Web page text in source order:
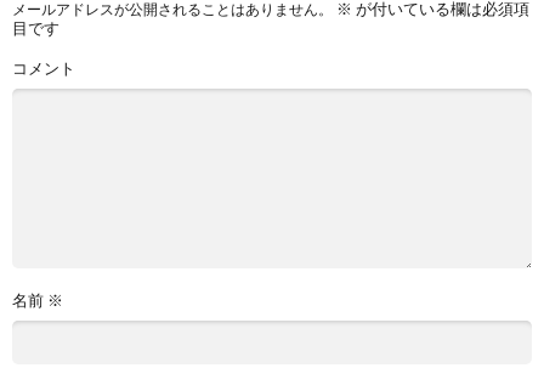
メールアドレスが公開されることはありません。 ※ が付いている欄は必須項
目です
コメント
名前 ※